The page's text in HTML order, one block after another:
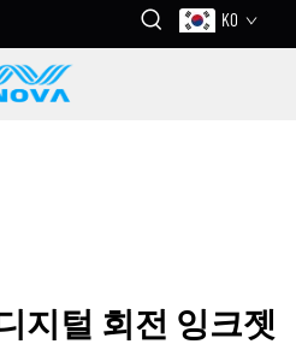
KO
지털 회전 잉크젯